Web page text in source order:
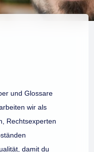
und Glossare
wir als
Rechtsexperten
damit du